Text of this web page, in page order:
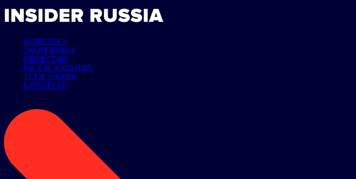
ПОЛИТИКА
ЭКОНОМИКА
ОБЩЕСТВО
РАССЛЕДОВАНИЯ
ТЕХНОЛОГИИ
LIFE STYLE